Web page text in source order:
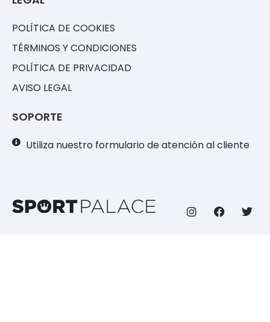
POLÍTICA DE COOKIES
TÉRMINOS Y CONDICIONES
POLÍTICA DE PRIVACIDAD
AVISO LEGAL
SOPORTE
Utiliza nuestro formulario de atención al cliente